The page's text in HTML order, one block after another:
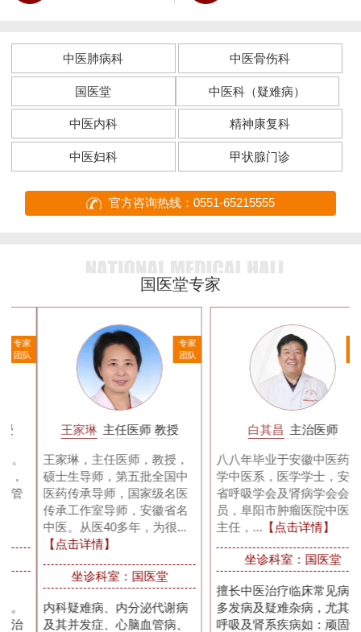
中医肺病科 中医骨伤科
国医堂 中医科（疑难病）
中医内科 精神康复科
中医妇科 甲状腺门诊
官方咨询热线：0551-65215555
国医堂专家
王家琳 主任医师 教授
王家琳，主任医师，教授，
硕士生导师，第五批全国中
医药传承导师，国家级名医
传承工作室导师，安徽省名
中医。从医40多年，为很...
【点击详情】
坐诊科室：国医堂
内科疑难病、内分泌代谢病
及其并发症、心脑血管病、
专家
团队
白其昌 主治医师
八八年毕业于安徽中医药大
学中医系，医学学士，安徽
省呼吸学会及肾病学会会
员，阜阳市肿瘤医院中医科
主任，...【点击详情】
坐诊科室：国医堂
擅长中医治疗临床常见病、
多发病及疑难杂病，尤其对
呼吸及肾系疾病如：顽固性
专家
团队